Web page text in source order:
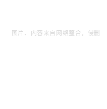
图片、内容来自网络整合，侵删